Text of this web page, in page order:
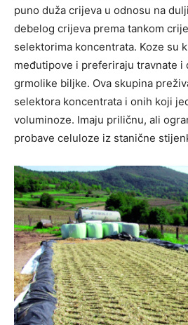
puno duža crijeva u odnosu na
debelog crijeva prema tankom
selektorima koncentrata. Koze su
međutipove i preferiraju travnate i
grmolike biljke. Ova skupina
selektora koncentrata i onih koji
voluminoze. Imaju priličnu, ali
probave celuloze iz stanične